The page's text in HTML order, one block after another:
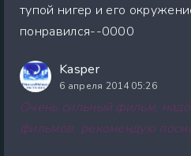
тупой нигер и его
понравился--0000
Kasper
6 апреля 2014 05:26
Очень сильный фильм,
фильмов. рекомендую